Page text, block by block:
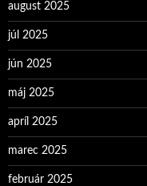
august 2025
júl 2025
jún 2025
máj 2025
apríl 2025
marec 2025
február 2025